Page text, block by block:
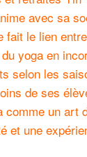
avec sa
fait le lien
yoga en
selon les
de ses
comme un art
et une